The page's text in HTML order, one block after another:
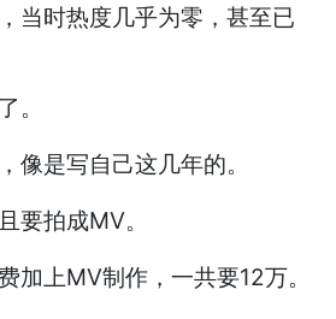
当时热度几乎为零，甚至已
。
像是写自己这几年的。
要拍成MV。
加上MV制作，一共要12万。